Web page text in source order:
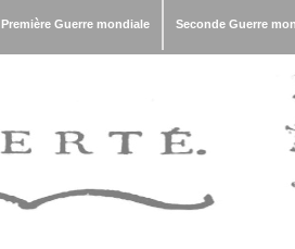
Première Guerre mondiale Seconde Guerre